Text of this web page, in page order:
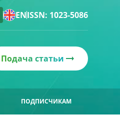
ENISSN: 1023-5086
Подача статьи
ПОДПИСЧИКАМ